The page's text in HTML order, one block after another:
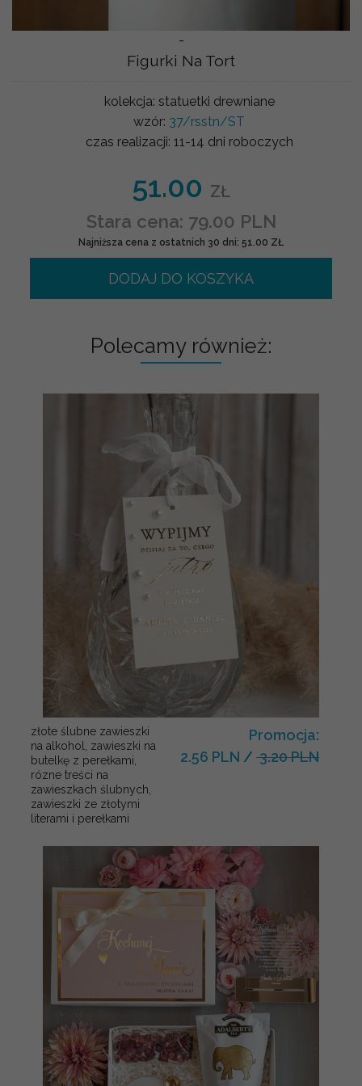
-
Figurki Na Tort
kolekcja: statuetki drewniane
wzór: 37/rsstn/ST
czas realizacji: 11-14 dni roboczych
51.00 ZŁ
Stara cena: 79.00 PLN
Najniższa cena z ostatnich 30 dni: 51.00 ZŁ
DODAJ DO KOSZYKA
Polecamy również:
złote ślubne zawieszki
na alkohol, zawieszki na
butelkę z perełkami,
rózne treści na
zawieszkach ślubnych,
zawieszki ze złotymi
literami i perełkami
Promocja:
2.56 PLN / 3.20 PLN